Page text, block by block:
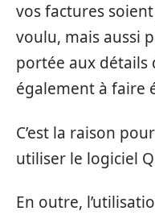
vos factures
voulu, mais aussi
portée aux détails
également à faire
C’est la raison
utiliser le logiciel
En outre,